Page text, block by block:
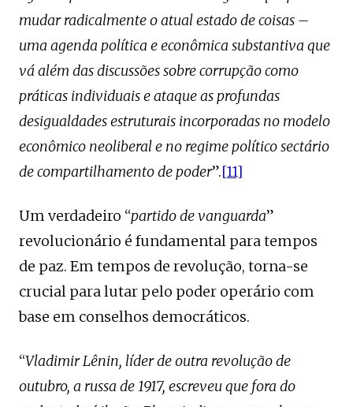
mudar radicalmente o atual estado de coisas –
uma agenda política e econômica substantiva que
vá além das discussões sobre corrupção como
práticas individuais e ataque as profundas
desigualdades estruturais incorporadas no modelo
econômico neoliberal e no regime político sectário
de compartilhamento de poder”.[11]
Um verdadeiro “partido de vanguarda”
revolucionário é fundamental para tempos
de paz. Em tempos de revolução, torna-se
crucial para lutar pelo poder operário com
base em conselhos democráticos.
“Vladimir Lênin, líder de outra revolução de
outubro, a russa de 1917, escreveu que fora do